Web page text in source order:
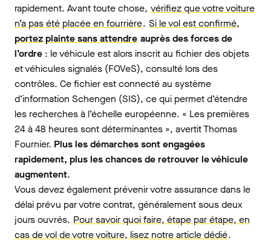
rapidement. Avant toute chose, vérifiez que votre voiture
n’a pas été placée en fourrière. Si le vol est confirmé,
portez plainte sans attendre auprès des forces de
l’ordre : le véhicule est alors inscrit au fichier des objets
et véhicules signalés (FOVeS), consulté lors des
contrôles. Ce fichier est connecté au système
d’information Schengen (SIS), ce qui permet d’étendre
les recherches à l’échelle européenne. « Les premières
24 à 48 heures sont déterminantes », avertit Thomas
Fournier. Plus les démarches sont engagées
rapidement, plus les chances de retrouver le véhicule
augmentent.
Vous devez également prévenir votre assurance dans le
délai prévu par votre contrat, généralement sous deux
jours ouvrés. Pour savoir quoi faire, étape par étape, en
cas de vol de votre voiture, lisez notre article dédié.